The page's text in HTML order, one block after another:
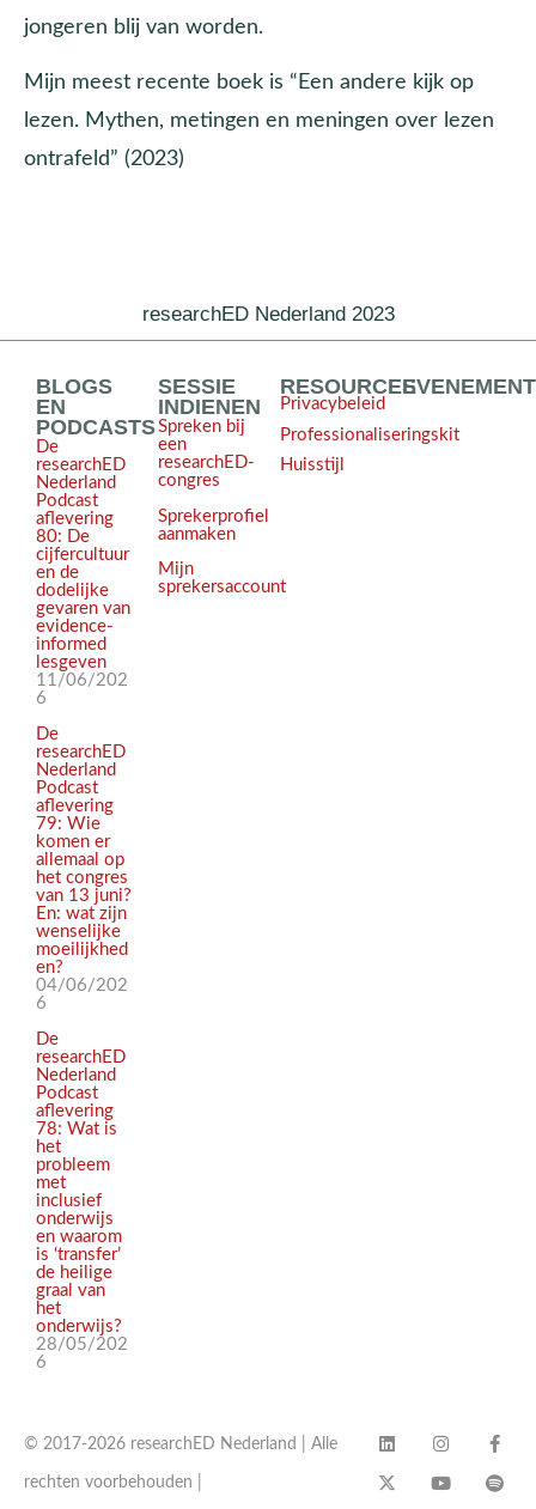
jongeren blij van worden.
Mijn meest recente boek is “Een andere kijk op
lezen. Mythen, metingen en meningen over lezen
ontrafeld” (2023)
researchED Nederland 2023
BLOGS
EN
PODCASTS
De
researchED
Nederland
Podcast
aflevering
80: De
cijfercultuur
en de
dodelijke
gevaren van
evidence-
informed
lesgeven
11/06/202
6
De
researchED
Nederland
Podcast
aflevering
79: Wie
komen er
allemaal op
het congres
van 13 juni?
En: wat zijn
wenselijke
moeilijkhed
en?
04/06/202
6
De
researchED
Nederland
Podcast
aflevering
78: Wat is
het
probleem
met
inclusief
onderwijs
en waarom
is ‘transfer’
de heilige
graal van
het
onderwijs?
28/05/202
6
SESSIE
INDIENEN
Spreken bij
een
researchED-
congres
Sprekerprofiel
aanmaken
Mijn
sprekersaccount
RESOURCES
Privacybeleid
Professionaliseringskit
Huisstijl
© 2017-2026 researchED Nederland | Alle
rechten voorbehouden |